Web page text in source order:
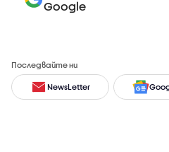
Google
Последвайте ни
NewsLetter